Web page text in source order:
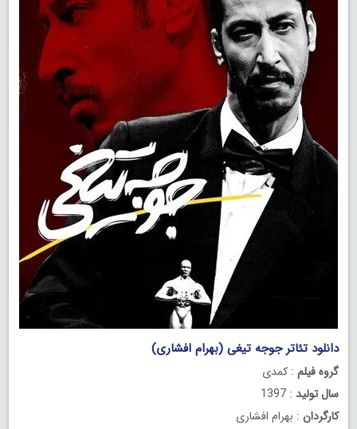
دانلود تئاتر جوجه تیغی (بهرام افشاری)
گروه فیلم : کمدی
سال تولید : 1397
کارگردان : بهرام افشاری